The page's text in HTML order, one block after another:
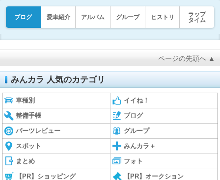
ブログ 愛車紹介 アルバム グループ ヒストリ
ラップ
タイム
ページの先頭へ ▲
みんカラ 人気のカテゴリ
車種別 イイね！
整備手帳 ブログ
パーツレビュー グループ
スポット みんカラ＋
まとめ フォト
【PR】ショッピング 【PR】オークション